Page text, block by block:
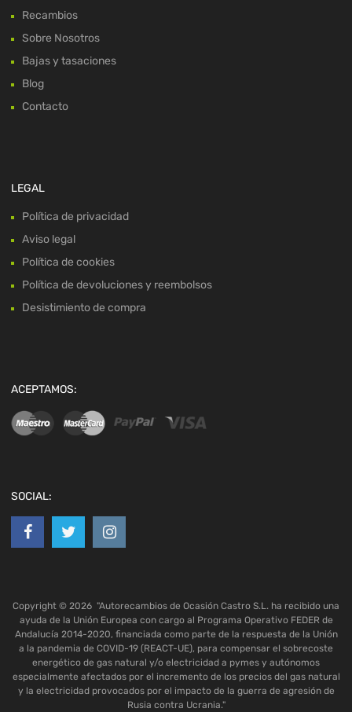
Recambios
Sobre Nosotros
Bajas y tasaciones
Blog
Contacto
LEGAL
Política de privacidad
Aviso legal
Política de cookies
Política de devoluciones y reembolsos
Desistimiento de compra
ACEPTAMOS:
SOCIAL:
Copyright © 2026 "Autorecambios de Ocasión Castro S.L. ha recibido una
ayuda de la Unión Europea con cargo al Programa Operativo FEDER de
Andalucía 2014-2020, financiada como parte de la respuesta de la Unión
a la pandemia de COVID-19 (REACT-UE), para compensar el sobrecoste
energético de gas natural y/o electricidad a pymes y autónomos
especialmente afectados por el incremento de los precios del gas natural
y la electricidad provocados por el impacto de la guerra de agresión de
Rusia contra Ucrania."